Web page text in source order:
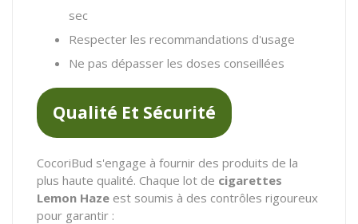
sec
Respecter les recommandations d'usage
Ne pas dépasser les doses conseillées
Qualité Et Sécurité
CocoriBud s'engage à fournir des produits de la
plus haute qualité. Chaque lot de cigarettes
Lemon Haze est soumis à des contrôles rigoureux
pour garantir :